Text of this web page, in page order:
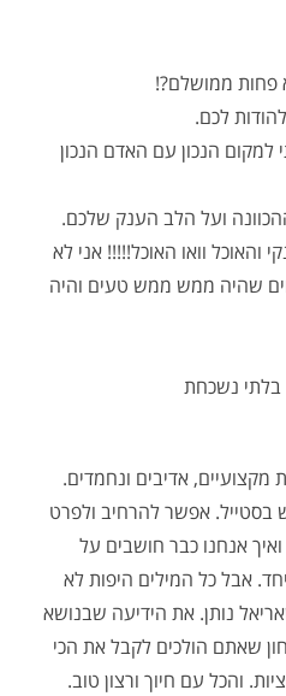
פחות ממושלם?!
לכם.
הנכון עם האדם הנכון
ועל הלב הענק שלכם.
והאוכל וואו האוכל!!!!! אני לא
שהיה ממש ממש טעים והיה
בלתי נשכחת
מקצועיים, אדיבים ונחמדים.
בסטייל. אפשר להרחיב ולפרט
אנחנו כבר חושבים על
אבל כל המילים היפות לא
נותן. את הידיעה שבנושא
שאתם הולכים לקבל את הכי
והכל עם חיוך ורצון טוב.